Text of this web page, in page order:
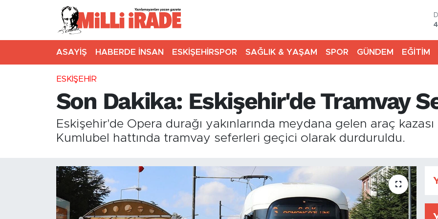
ASAYİŞ HABERDE İNSAN ESKİŞEHİRSPOR SAĞLIK & YAŞAM SPOR GÜNDEM EĞİTİM
ESKİŞEHİR
Son Dakika: Eskişehir'de Tramvay
Eskişehir'de Opera durağı yakınlarında meydana gelen araç
Kumlubel hattında tramvay seferleri geçici olarak durduruldu.